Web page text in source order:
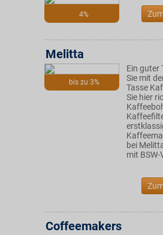
4%
bis zu 3%
Melitta
Ein guter
Sie mit
Tasse
Sie hier
bei
mit
Coffeemakers